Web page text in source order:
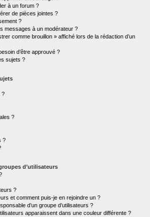
à un forum ?
de pièces jointes ?
?
messages à un modérateur ?
comme brouillon » affiché lors de la rédaction d’un
d’être approuvé ?
sujets ?
?
?
?
d’utilisateurs
?
et comment puis-je en rejoindre un ?
d’un groupe d’utilisateurs ?
apparaissent dans une couleur différente ?